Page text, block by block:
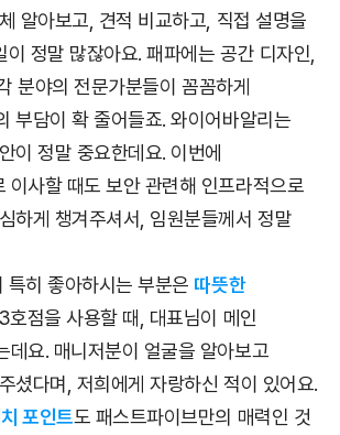
알아보고, 견적 비교하고, 직접 설명을
정말 많잖아요. 패파에는 공간 디자인,
분야의 전문가분들이 꼼꼼하게
부담이 확 줄어들죠. 와이어바알리는
이 정말 중요한데요. 이번에
이사할 때도 보안 관련해 인프라적으로
하게 챙겨주셔서, 임원분들께서 정말
특히 좋아하시는 부분은 따뜻한
호점을 사용할 때, 대표님이 메인
데요. 매니저분이 얼굴을 알아보고
셨다며, 저희에게 자랑하신 적이 있어요.
포인트도 패스트파이브만의 매력인 것